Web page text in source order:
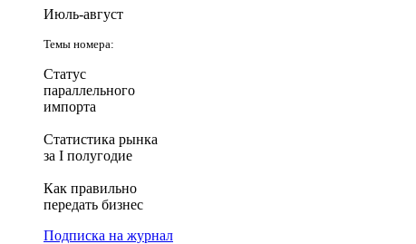
Июль-август
Темы номера:
Статус
параллельного
импорта
Статистика рынка
за I полугодие
Как правильно
передать бизнес
Подписка на журнал